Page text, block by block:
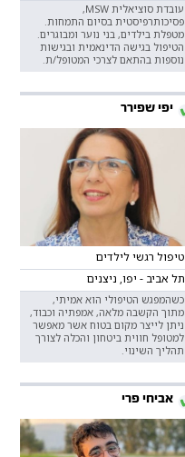
עובדת סוציאלית MSW,
פסיכותרפיסטית בסיום התמחות.
מטפלת בילדים, בני נוער ומבוגרים.
הטיפול בגישה הדינאמית ובגישות
נוספות בהתאם לצרכי המטופל/ת.
יפי שפירר
טיפול רגשי לילדים
תל אביב - יפו, ניצנים
כשהמפגש הטיפולי הוא אמיתי,
מתוך הקשבה מלאה, אמפתיה וכבוד,
ניתן לייצר מקום בטוח אשר מאפשר
למטופל חווית ביטחון והכלה לצורך
תהליך השינוי.
אביחי פרי